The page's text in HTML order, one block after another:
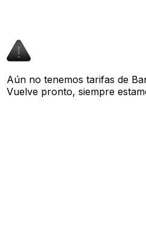
Aún no tenemos tarifas de
Vuelve pronto, siempre